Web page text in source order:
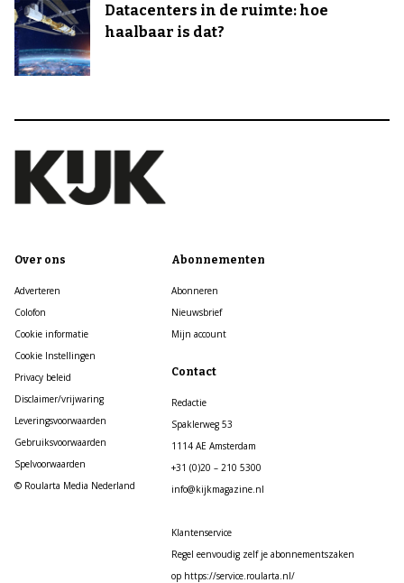
Datacenters in de ruimte: hoe
haalbaar is dat?
Over ons
Adverteren
Colofon
Cookie informatie
Cookie Instellingen
Privacy beleid
Disclaimer/vrijwaring
Leveringsvoorwaarden
Gebruiksvoorwaarden
Spelvoorwaarden
© Roularta Media Nederland
Abonnementen
Abonneren
Nieuwsbrief
Mijn account
Contact
Redactie
Spaklerweg 53
1114 AE Amsterdam
+31 (0)20 – 210 5300
info@kijkmagazine.nl
Klantenservice
Regel eenvoudig zelf je abonnementszaken
op https://service.roularta.nl/